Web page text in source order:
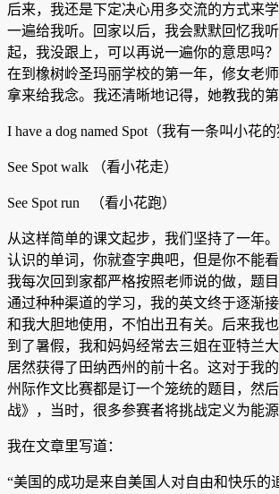
后来，我还是下定决心用多交流的方式来
一遍给我听。回家以后，我会默默回忆我
起，我没跟上，可以再说一遍你的意思吗
在到橡树岭圣玛丽学校的第一年，修女老
拿来给我念。我还清晰地记得，她教我的第
I have a dog named Spot（我有一条叫小花的
See Spot walk （看小花走）
See Spot run （看小花跑）
从这样简单的课文起步，我们坚持了一年
认识的单词，你就查字典吧，但是你不能
我每次回到家都严格按照老师说的做，题
通过种种渠道的学习，我的英文终于逐渐
和我大胆地使用，不怕出丑有关。后来我
到了暑假，我和妈妈经常去三姐在亚特兰
居然获得了田纳西州的前十名。这对于我
州际作文比赛都是订一个笼统的题目，然
战》，当时，很多参赛者将挑战定义为能
我在文章里写道：
“美国的成功是来自美国人对自由和快乐